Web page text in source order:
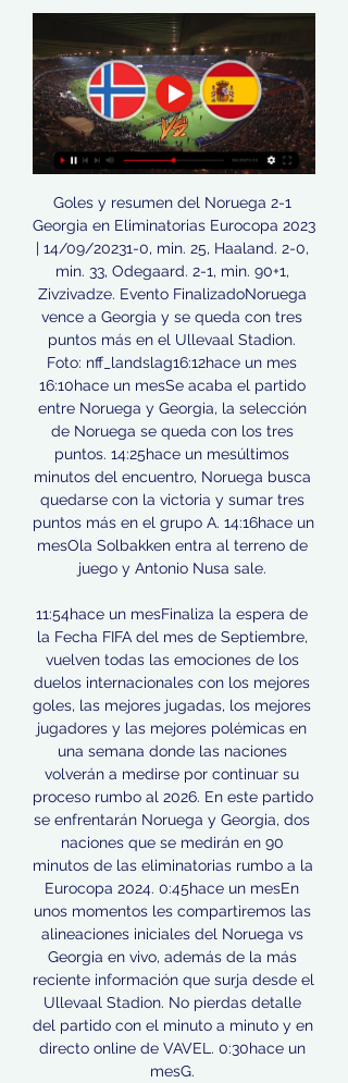
Goles y resumen del Noruega 2-1
Georgia en Eliminatorias Eurocopa 2023
| 14/09/20231-0, min. 25, Haaland. 2-0,
min. 33, Odegaard. 2-1, min. 90+1,
Zivzivadze. Evento FinalizadoNoruega
vence a Georgia y se queda con tres
puntos más en el Ullevaal Stadion.
Foto: nff_landslag16:12hace un mes
16:10hace un mesSe acaba el partido
entre Noruega y Georgia, la selección
de Noruega se queda con los tres
puntos. 14:25hace un mesúltimos
minutos del encuentro, Noruega busca
quedarse con la victoria y sumar tres
puntos más en el grupo A. 14:16hace un
mesOla Solbakken entra al terreno de
juego y Antonio Nusa sale.
11:54hace un mesFinaliza la espera de
la Fecha FIFA del mes de Septiembre,
vuelven todas las emociones de los
duelos internacionales con los mejores
goles, las mejores jugadas, los mejores
jugadores y las mejores polémicas en
una semana donde las naciones
volverán a medirse por continuar su
proceso rumbo al 2026. En este partido
se enfrentarán Noruega y Georgia, dos
naciones que se medirán en 90
minutos de las eliminatorias rumbo a la
Eurocopa 2024. 0:45hace un mesEn
unos momentos les compartiremos las
alineaciones iniciales del Noruega vs
Georgia en vivo, además de la más
reciente información que surja desde el
Ullevaal Stadion. No pierdas detalle
del partido con el minuto a minuto y en
directo online de VAVEL. 0:30hace un
mesG.